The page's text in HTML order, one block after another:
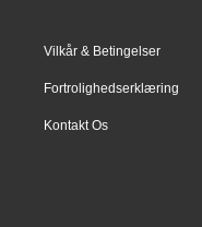
Vilkår & Betingelser
Fortrolighedserklæring
Kontakt Os